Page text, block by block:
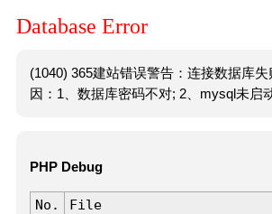
Database Error
(1040) 365建站错误警告：连接数据库
因：1、数据库密码不对; 2、mysql未启动
PHP Debug
No. File